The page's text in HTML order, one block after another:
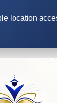
location